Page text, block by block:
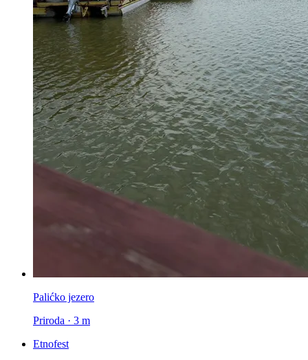
Palićko jezero
Priroda · 3 m
Etnofest